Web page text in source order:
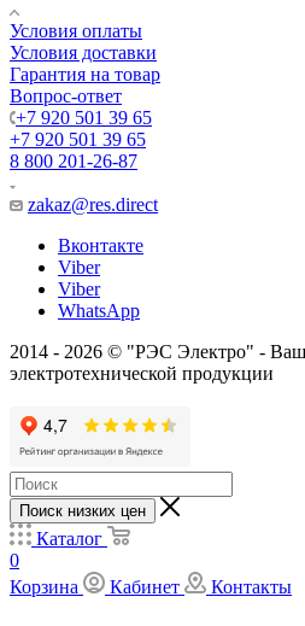
Условия оплаты
Условия доставки
Гарантия на товар
Вопрос-ответ
+7 920 501 39 65
+7 920 501 39 65
8 800 201-26-87
zakaz@res.direct
Вконтакте
Viber
Viber
WhatsApp
2014 - 2026 © "РЭС Электро" -
электротехнической продукции
Поиск низких цен
Каталог
0
Корзина
Кабинет Контакты